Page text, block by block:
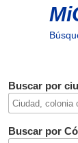
Buscar por
Buscar por